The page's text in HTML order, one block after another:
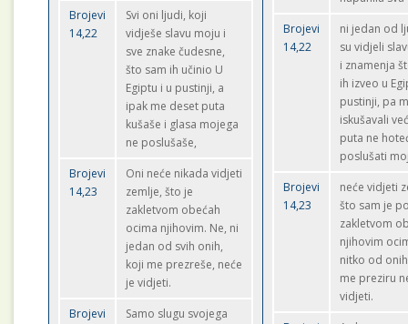
Brojevi
14,22
Svi oni ljudi, koji
vidješe slavu moju i
sve znake čudesne,
što sam ih učinio U
Egiptu i u pustinji, a
ipak me deset puta
kušaše i glasa mojega
ne poslušaše,
Brojevi
14,23
Oni neće nikada vidjeti
zemlje, što je
zakletvom obećah
ocima njihovim. Ne, ni
jedan od svih onih,
koji me prezreše, neće
je vidjeti.
Brojevi
Samo slugu svojega
Brojevi
14,22
ni jedan od
su vidjeli
i znamenja
ih izveo u
pustinji, pa
iskušavali
puta ne
poslušati
Brojevi
14,23
neće vidjeti
što sam je
zakletvom
njihovim
nitko od
me preziru
vidjeti.